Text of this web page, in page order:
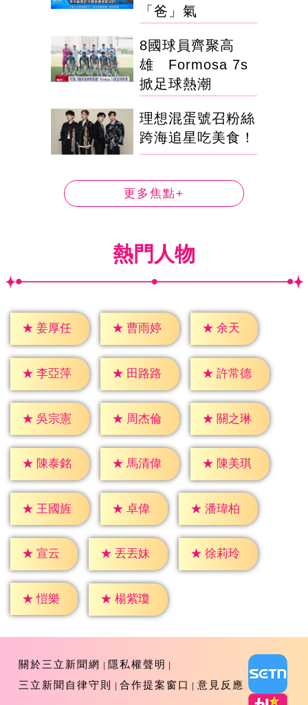
「爸」氣
8國球員齊聚高
雄 Formosa 7s
掀足球熱潮
理想混蛋號召粉絲
跨海追星吃美食！
更多焦點+
熱門人物
★ 姜厚任 ★ 曹雨婷 ★ 余天
★ 李亞萍 ★ 田路路 ★ 許常德
★ 吳宗憲 ★ 周杰倫 ★ 關之琳
★ 陳泰銘 ★ 馬清偉 ★ 陳美琪
★ 王國旌 ★ 卓偉 ★ 潘瑋柏
★ 宣云 ★ 丟丟妹 ★ 徐莉玲
★ 愷樂 ★ 楊紫瓊
關於三立新聞網
隱私權聲明
三立新聞自律守則
合作提案窗口 意見反應